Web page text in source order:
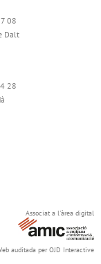
08
Dalt
28
Associat a l'àrea digital
auditada per OJD Interactive